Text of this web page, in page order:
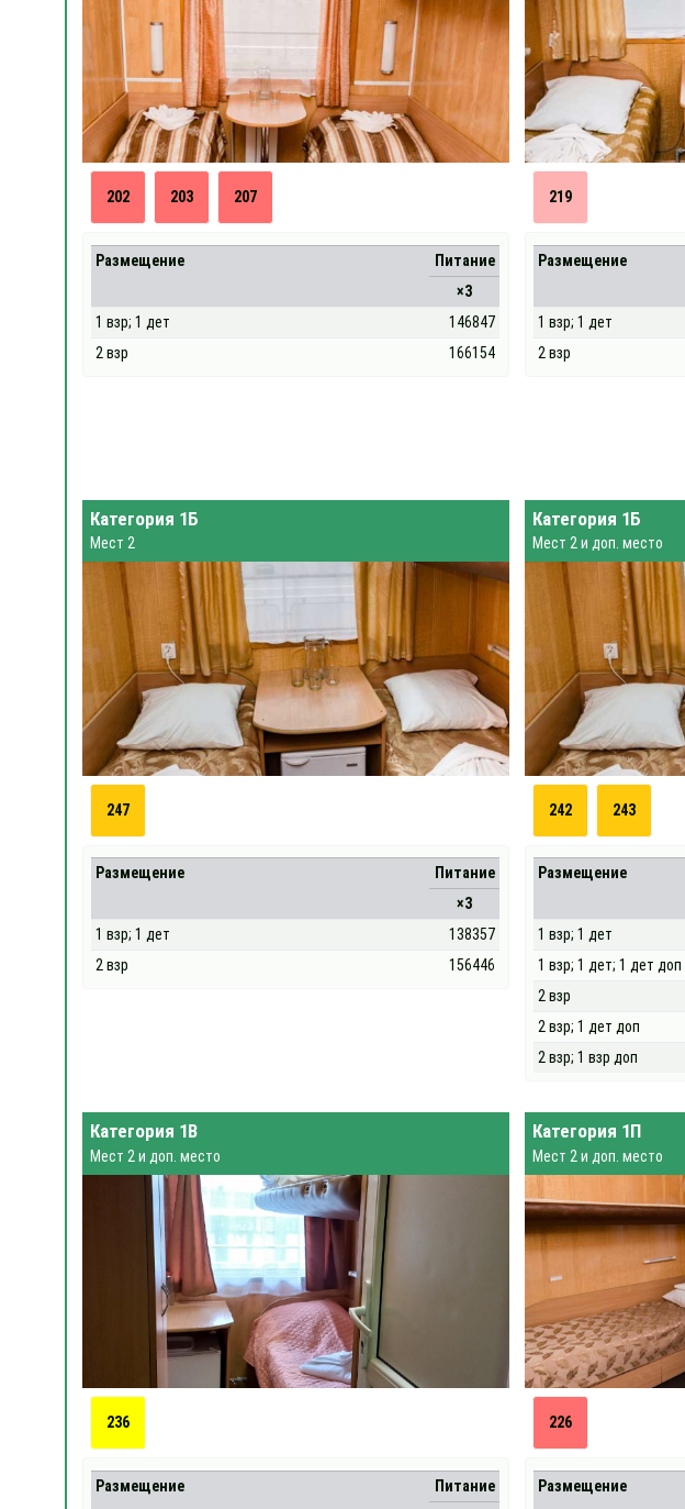
202 203 207
Размещение
Питание
×3
1 взр; 1 дет
146847
2 взр
166154
219
Размещение
1 взр; 1 дет
2 взр
Категория 1Б
Мест 2
247
Размещение
Питание
×3
1 взр; 1 дет
138357
2 взр
156446
Категория 1Б
Мест 2 и доп. место
242 243
Размещение
1 взр; 1 дет
1 взр; 1 дет; 1 дет доп
2 взр
2 взр; 1 дет доп
2 взр; 1 взр доп
Категория 1В
Мест 2 и доп. место
236
Размещение
Питание
Категория 1П
Мест 2 и доп. место
226
Размещение